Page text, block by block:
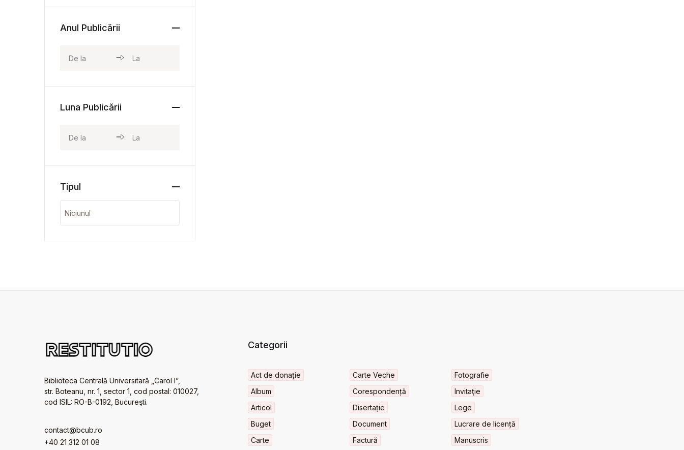
Anul Publicării
Luna Publicării
Tipul
Biblioteca Centrală Universitară „Carol I”,
str. Boteanu, nr. 1, sector 1, cod postal: 010027,
cod ISIL: RO-B-0192, Bucureşti.
contact@bcub.ro
+40 21 312 01 08
Categorii
Act de donație
Album
Articol
Buget
Carte
Carte Veche
Corespondență
Disertație
Document
Factură
Fotografie
Invitaţie
Lege
Lucrare de licență
Manuscris